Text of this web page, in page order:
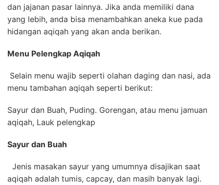
dan jajanan pasar lainnya. Jika anda memiliki dana
yang lebih, anda bisa menambahkan aneka kue pada
hidangan aqiqah yang akan anda berikan.
Menu Pelengkap Aqiqah
Selain menu wajib seperti olahan daging dan nasi, ada
menu tambahan aqiqah seperti berikut:
Sayur dan Buah, Puding. Gorengan, atau menu jamuan
aqiqah, Lauk pelengkap
Sayur dan Buah
Jenis masakan sayur yang umumnya disajikan saat
aqiqah adalah tumis, capcay, dan masih banyak lagi.